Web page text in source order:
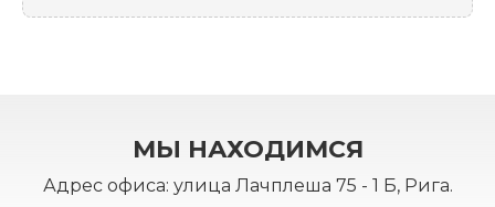
МЫ НАХОДИМСЯ
Адрес офиса: улица Лачплеша 75 - 1 Б, Рига.